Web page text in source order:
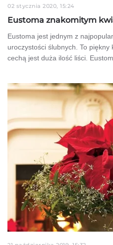
02 stycznia 2020, 15:24
Eustoma znakomitym
Eustoma jest jednym z
uroczystości ślubnych. To
cechą jest duża ilość liści.